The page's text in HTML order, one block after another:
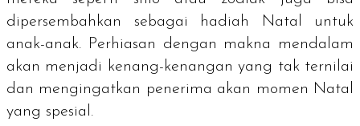
dipersembahkan sebagai hadiah Natal untuk
anak-anak. Perhiasan dengan makna mendalam
akan menjadi kenang-kenangan yang tak ternilai
dan mengingatkan penerima akan momen Natal
yang spesial.